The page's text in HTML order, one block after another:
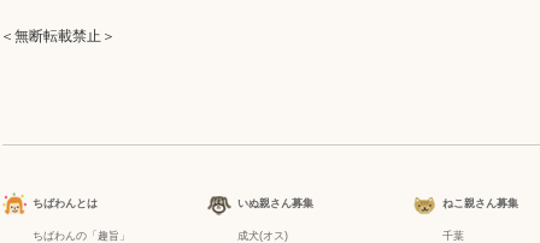
＜無断転載禁止＞
ちばわんとは
ちばわんの「趣旨」
いぬ親さん募集
成犬(オス)
ねこ親さん募集
千葉